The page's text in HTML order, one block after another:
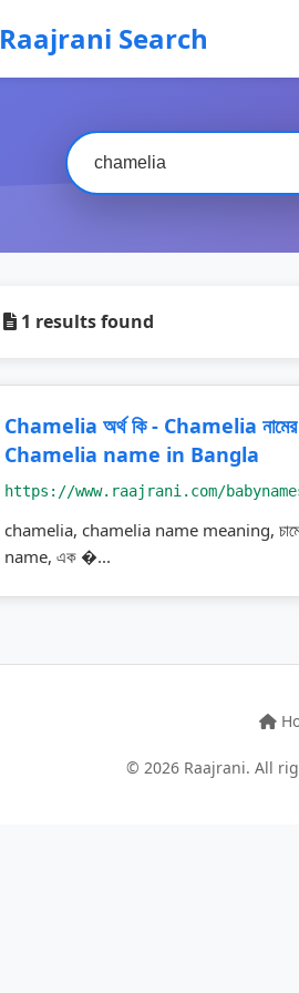
Raajrani Search
1 results found
Chamelia অর্থ কি - Chamelia নামের
Chamelia name in Bangla
https://www.raajrani.com/
chamelia, chamelia name meaning,
name, এক �...
© 2026 Raajrani. All